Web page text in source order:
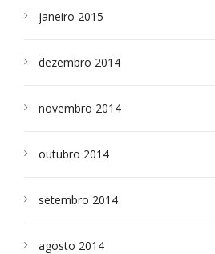
janeiro 2015
dezembro 2014
novembro 2014
outubro 2014
setembro 2014
agosto 2014